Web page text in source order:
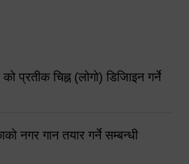
प्रतीक चिह्न (लोगो) डिजिाइन गर्ने
नगर गान तयार गर्ने सम्बन्धी